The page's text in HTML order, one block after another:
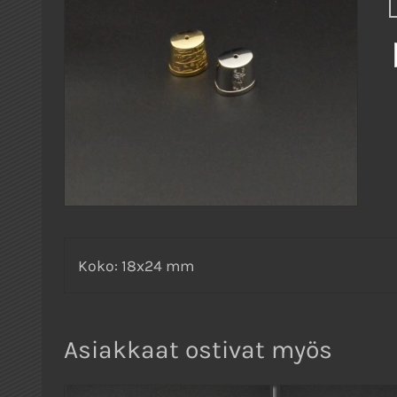
Koko: 18x24 mm
Asiakkaat ostivat myös